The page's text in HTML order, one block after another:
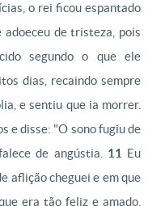
o rei ficou espantado
de tristeza, pois
segundo o que ele
dias, recaindo sempre
e sentiu que ia morrer.
e disse: "O sono fugiu de
de angústia. 11 Eu
aflição cheguei e em que
era tão feliz e amado,